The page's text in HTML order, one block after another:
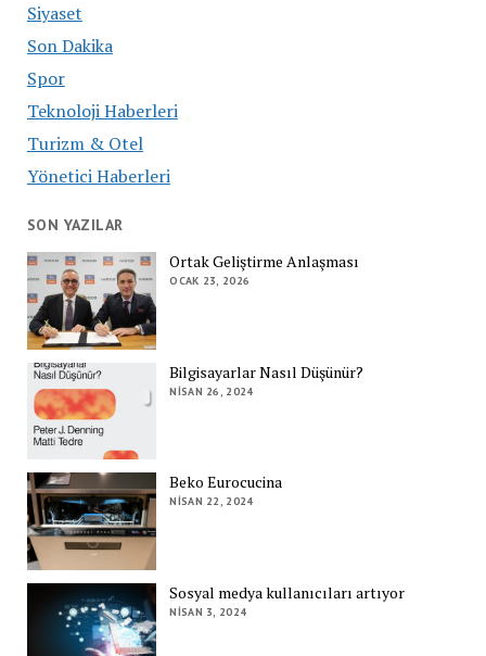
Siyaset
Son Dakika
Spor
Teknoloji Haberleri
Turizm & Otel
Yönetici Haberleri
SON YAZILAR
Ortak Geliştirme Anlaşması
OCAK 23, 2026
Bilgisayarlar Nasıl Düşünür?
NISAN 26, 2024
Beko Eurocucina
NISAN 22, 2024
Sosyal medya kullanıcıları artıyor
NISAN 3, 2024